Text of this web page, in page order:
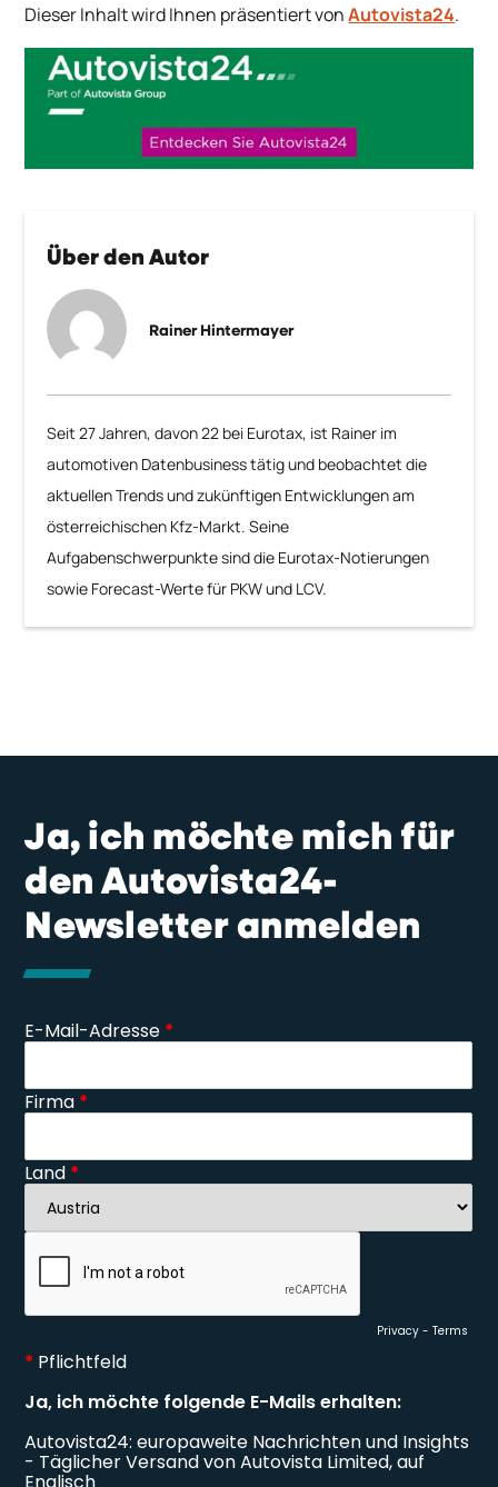
Über den Autor
Rainer Hintermayer
Seit 27 Jahren, davon 22 bei Eurotax, ist Rainer im
automotiven Datenbusiness tätig und beobachtet die
aktuellen Trends und zukünftigen Entwicklungen am
österreichischen Kfz-Markt. Seine
Aufgabenschwerpunkte sind die Eurotax-Notierungen
sowie Forecast-Werte für PKW und LCV.
Dieser Inhalt wird Ihnen präsentiert vonAutovista24.
Ja, ich möchte mich für
den Autovista24-
Newsletter anmelden